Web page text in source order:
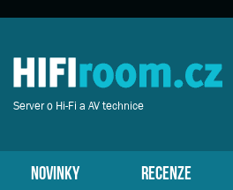
Server o Hi-Fi a AV technice
NOVINKY RECENZE